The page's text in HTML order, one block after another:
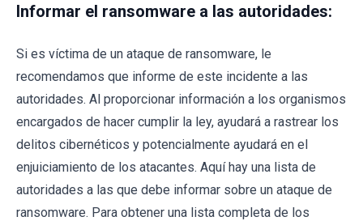
Informar el ransomware a las autoridades:
Si es víctima de un ataque de ransomware, le
recomendamos que informe de este incidente a las
autoridades. Al proporcionar información a los organismos
encargados de hacer cumplir la ley, ayudará a rastrear los
delitos cibernéticos y potencialmente ayudará en el
enjuiciamiento de los atacantes. Aquí hay una lista de
autoridades a las que debe informar sobre un ataque de
ransomware. Para obtener una lista completa de los